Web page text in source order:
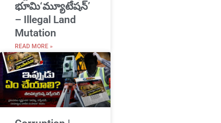
భూమి‘మ్యూటేషన్’
– Illegal Land
Mutation
READ MORE »